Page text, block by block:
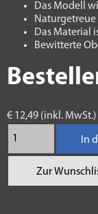
Das Modell
Naturgetreue
Das Material
Bewitterte
€ 12,49 (inkl. MwSt.)
In
Zur